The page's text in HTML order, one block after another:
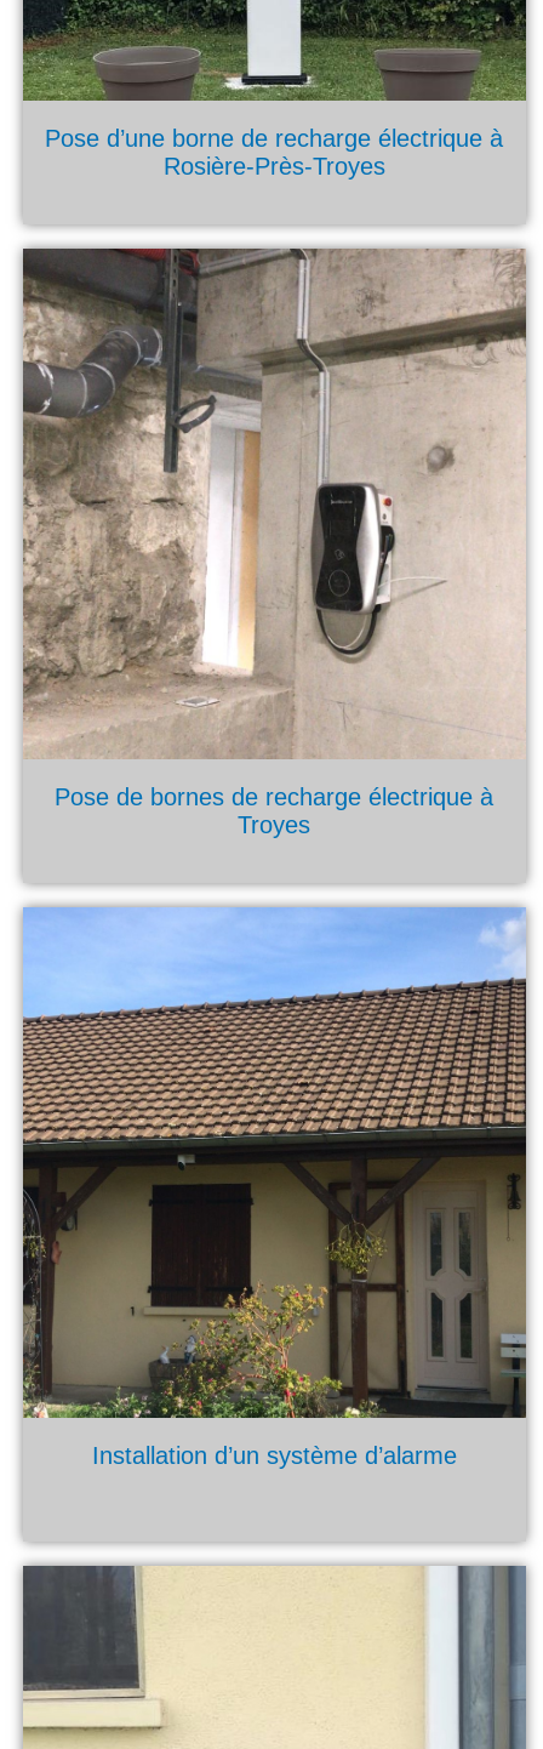
Pose d’une borne de recharge électrique à
Rosière-Près-Troyes
Pose de bornes de recharge électrique à
Troyes
Installation d’un système d’alarme